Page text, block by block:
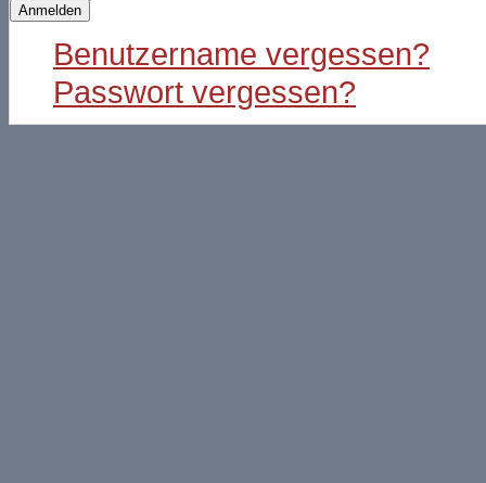
Anmelden
Benutzername vergessen?
Passwort vergessen?